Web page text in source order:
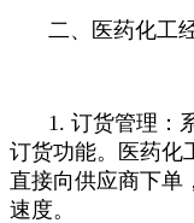
二、医药化工
1. 订货管理：
订货功能。医药化
直接向供应商下单
速度。